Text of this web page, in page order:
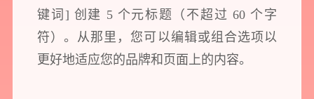
键词] 创建 5 个元标题（不超过 60 个字
符）。从那里，您可以编辑或组合选项以
更好地适应您的品牌和页面上的内容。